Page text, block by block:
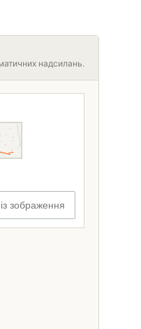
надсилань.